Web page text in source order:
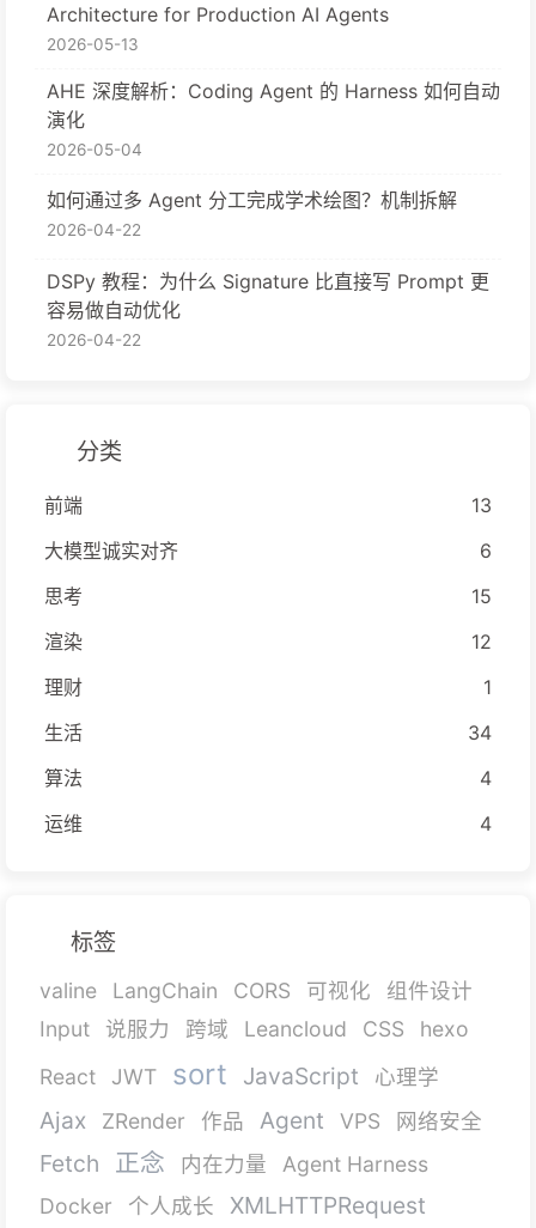
Architecture for Production AI Agents
2026-05-13
AHE 深度解析：Coding Agent 的 Harness 如何自动
演化
2026-05-04
如何通过多 Agent 分工完成学术绘图？机制拆解
2026-04-22
DSPy 教程：为什么 Signature 比直接写 Prompt 更
容易做自动优化
2026-04-22
分类
前端
13
大模型诚实对齐
6
思考
15
渲染
12
理财
1
生活
34
算法
4
运维
4
标签
valine LangChain CORS 可视化
组件设计
Input
说服力 跨域 Leancloud CSS
hexo
React
JWT sort JavaScript 心理学
Ajax ZRender 作品 Agent VPS 网络安全
Fetch 正念 内在力量
Agent Harness
Docker
个人成长 XMLHTTPRequest